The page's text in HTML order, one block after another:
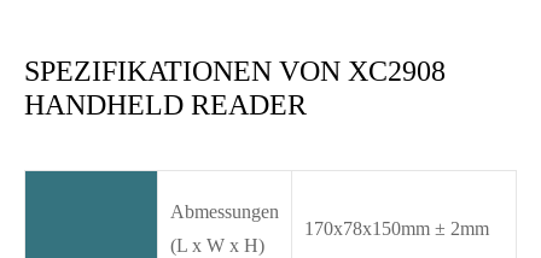
SPEZIFIKATIONEN VON XC2908
HANDHELD READER
Abmessungen
(L x W x H)
170x78x150mm ± 2mm